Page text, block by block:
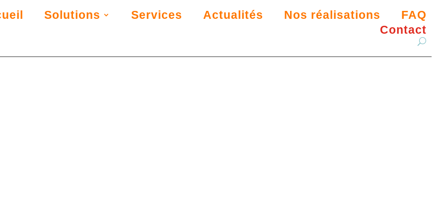
Solutions Services Actualités Nos réalisations
FAQ
Contact